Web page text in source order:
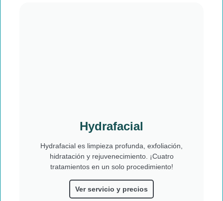
Hydrafacial
Hydrafacial es limpieza profunda, exfoliación,
hidratación y rejuvenecimiento. ¡Cuatro
tratamientos en un solo procedimiento!
Ver servicio y precios